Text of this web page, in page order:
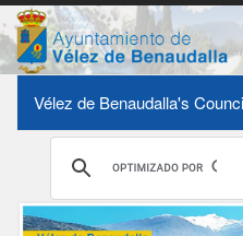
Vélez de Benaudalla's